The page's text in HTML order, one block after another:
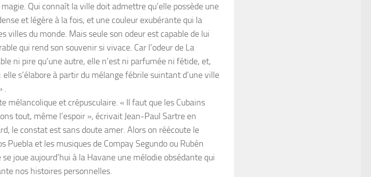
Qui connaît la ville doit admettre qu’elle possède une
et légère à la fois, et une couleur exubérante qui la
villes du monde. Mais seule son odeur est capable de lui
qui rend son souvenir si vivace. Car l’odeur de La
ni pire qu’une autre, elle n’est ni parfumée ni fétide, et,
elle s’élabore à partir du mélange fébrile suintant d’une ville
.
mélancolique et crépusculaire. « Il faut que les Cubains
tout, même l’espoir », écrivait Jean-Paul Sartre en
le constat est sans doute amer. Alors on réécoute le
Puebla et les musiques de Compay Segundo ou Rubén
joue aujourd’hui à la Havane une mélodie obsédante qui
nos histoires personnelles.